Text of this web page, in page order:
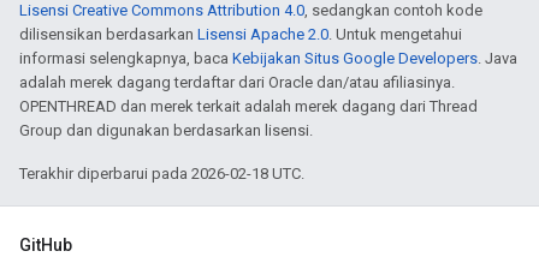
Lisensi Creative Commons Attribution 4.0, sedangkan contoh kode
dilisensikan berdasarkan Lisensi Apache 2.0. Untuk mengetahui
informasi selengkapnya, baca Kebijakan Situs Google Developers. Java
adalah merek dagang terdaftar dari Oracle dan/atau afiliasinya.
OPENTHREAD dan merek terkait adalah merek dagang dari Thread
Group dan digunakan berdasarkan lisensi.
Terakhir diperbarui pada 2026-02-18 UTC.
GitHub